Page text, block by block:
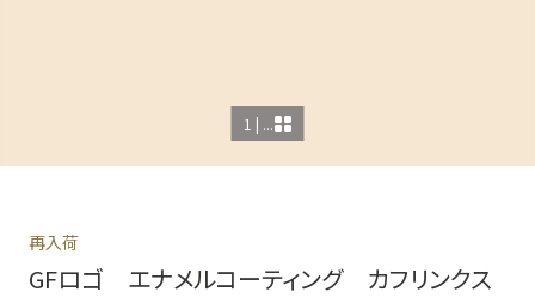
1 | ...
再入荷
GFロゴ エナメルコーティング カフリンクス